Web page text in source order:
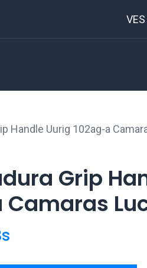
VES
Handle Uurig 102ag-a
Grip